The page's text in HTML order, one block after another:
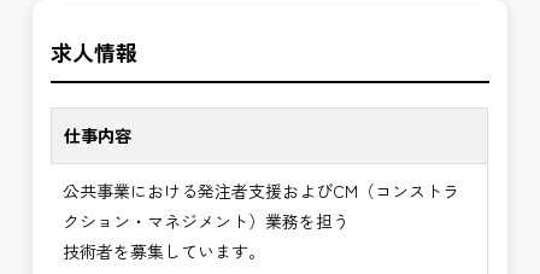
※主に施工段階を中心にマネジメントします。
現場経験を活かし、発注者側でより上流のマネジメ
✅CM業務の魅力
・発注者の立場で工事全体をコントロールできるや
りがい
職場環境
✅「仕事のやりがい」と「賃金」のバランスを大切
に致します。
⭐＝＝お祝い金100,000円＝＝⭐
※お祝い金の支給条件は、入社より3ヶ月経過され
た方が対象となります。
その他支給条件の詳細については、問い合わせくだ
求人情報
仕事内容
公共事業における発注者支援およびCM（コンストラ
クション・マネジメント）業務を担う
技術者を募集しています。